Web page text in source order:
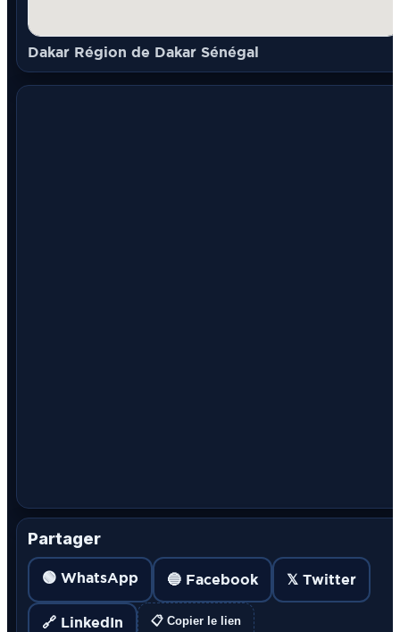
Dakar Région de Dakar Sénégal
Partager
🟢 WhatsApp 🔵 Facebook 𝕏 Twitter
🔗 LinkedIn 📋 Copier le lien